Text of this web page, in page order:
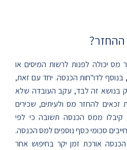
ההחזר?
מס יכולה לפנות לרשות המיסים או
לדו"חות הכנסה. יחד עם זאת,
בנושא זה לבד, עקב העובדה שלא
זכאים להחזר מס ולעיתים, שכירים
ממס הכנסה תשובה כי לפי
סכומי כסף נוספים למס הכנסה.
אורכת זמן יקר בחיפוש אחר